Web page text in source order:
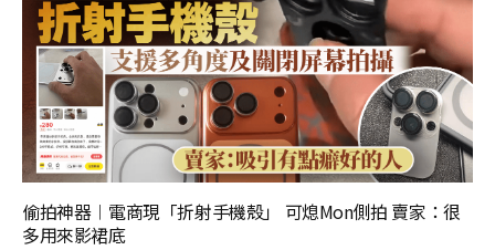
偷拍神器︱電商現「折射手機殼」 可熄Mon側拍 賣家：很
多用來影裙底